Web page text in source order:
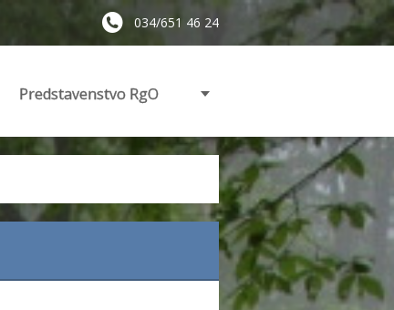
034/651 46 24
Predstavenstvo RgO